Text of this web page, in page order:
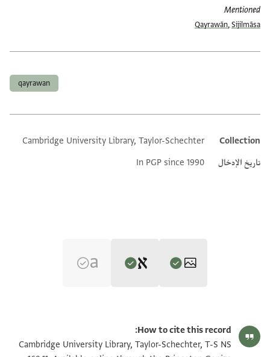
Mentioned
Qayrawān,Sijilmāsa
qayrawan
Additional metadata
Collection
Cambridge University Library, Taylor-Schechter
تاريخ الإدخال
In PGP since 1990
Ba-merkazim uva-tefutsot bi-tekufat ha-Geʻonim‎(in
Hebrew) (Mosad ha-Rav Kuk, 1965).
T-S NS 169.11 1v تكبير و تدوير
How to cite this record:
Cambridge University Library, Taylor-Schechter, T-S NS